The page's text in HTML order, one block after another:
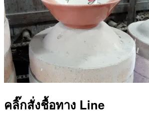
คลิ๊กสั่งชื้อทาง Line